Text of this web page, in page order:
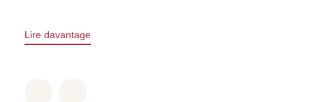
Lire davantage